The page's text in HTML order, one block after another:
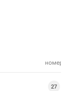
номер
27